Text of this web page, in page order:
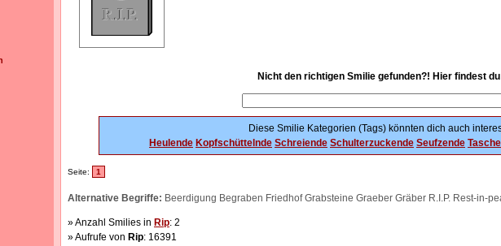
Nicht den richtigen Smilie gefunden?! Hier findest
Diese Smilie Kategorien (Tags) könnten dich auch
Heulende Kopfschüttelnde Schreiende Schulterzuckende Seufzende
Seite: 1
Alternative Begriffe: Beerdigung Begraben Friedhof Grabsteine Graeber Gräber R.I.P. Rest-in-
» Anzahl Smilies in Rip: 2
» Aufrufe von Rip: 16391